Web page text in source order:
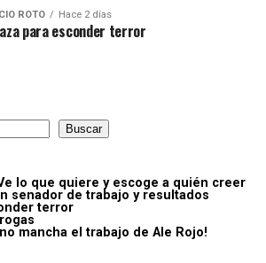
ROTO Hace 2 días
para esconder terror
Buscar
lo que quiere y escoge a quién creer
senador de trabajo y resultados
terror
mancha el trabajo de Ale Rojo!